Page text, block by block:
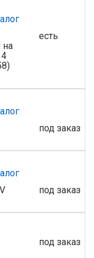
на
есть
под заказ
под заказ
под заказ